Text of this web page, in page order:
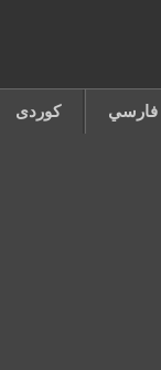
كوردى فارسي